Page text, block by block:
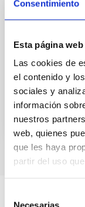
Consentimiento
Esta página
Las cookies de
el contenido y
sociales y
información
nuestros
web, quienes
que les haya
partir del uso
Necesarias
2026:
Year
RPT IAC